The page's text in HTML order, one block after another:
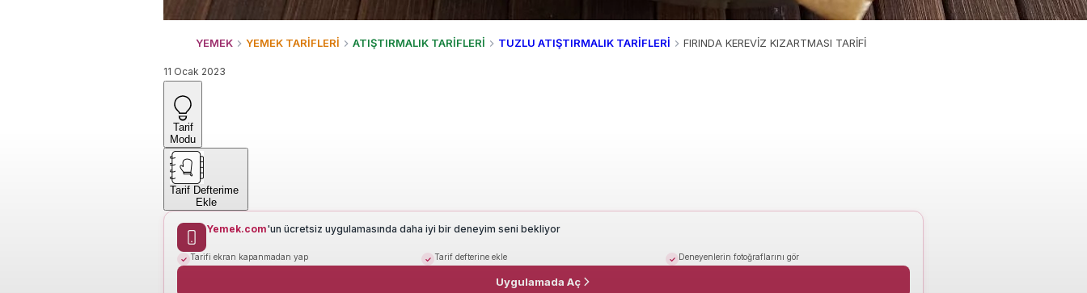
YEMEK YEMEK TARİFLERİ ATIŞTIRMALIK TARİFLERİ TUZLU ATIŞTIRMALIK TARİFLERİ FIRINDA KEREVİZ KIZARTMASI TARİFİ
11 Ocak 2023
Tarif
Modu
Tarif Defterime
Ekle
Yemek.com'un ücretsiz uygulamasında daha iyi bir deneyim seni bekliyor
Tarifi ekran kapanmadan yap Tarif defterine ekle Deneyenlerin fotoğraflarını gör
Uygulamada Aç